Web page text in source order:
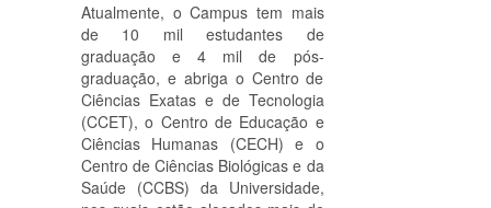
Atualmente, o Campus tem mais
de 10 mil estudantes de
graduação e 4 mil de pós-
graduação, e abriga o Centro de
Ciências Exatas e de Tecnologia
(CCET), o Centro de Educação e
Ciências Humanas (CECH) e o
Centro de Ciências Biológicas e da
Saúde (CCBS) da Universidade,